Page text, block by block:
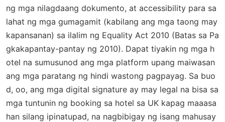
ng mga nilagdaang dokumento, at accessibility para sa
lahat ng mga gumagamit (kabilang ang mga taong may
kapansanan) sa ilalim ng Equality Act 2010 (Batas sa Pa
gkakapantay-pantay ng 2010). Dapat tiyakin ng mga h
otel na sumusunod ang mga platform upang maiwasan
ang mga paratang ng hindi wastong pagpayag. Sa buo
d, oo, ang mga digital signature ay may legal na bisa sa
mga tuntunin ng booking sa hotel sa UK kapag maaasa
han silang ipinatupad, na nagbibigay ng isang mahusay